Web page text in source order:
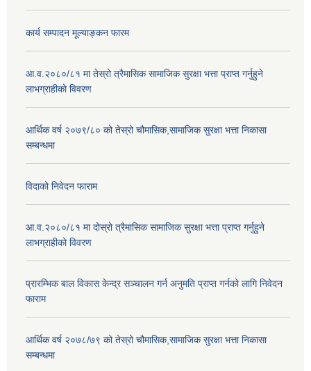
कार्य सम्पादन मूल्याङ्कन फारम
आ.व.२०८०/८१ मा तेस्रो त्रैमासिक सामाजिक सुरक्षा भत्ता प्राप्त गर्नुहुने
लाभग्राहीको विवरण
आर्थिक वर्ष २०७९/८० को तेस्रो चौमासिक,सामाजिक सुरक्षा भत्ता निकासा
सम्बन्धमा
विदाको निवेदन फाराम
आ.व.२०८०/८१ मा दोस्रो त्रैमासिक सामाजिक सुरक्षा भत्ता प्राप्त गर्नुहुने
लाभग्राहीको विवरण
प्रारम्भिक बाल विकास केन्द्र सञ्चालन गर्न अनुमति प्राप्त गर्नको लागि निवेदन
फाराम
आर्थिक वर्ष २०७८/७९ को तेस्रो चौमासिक,सामाजिक सुरक्षा भत्ता निकासा
सम्बन्धमा